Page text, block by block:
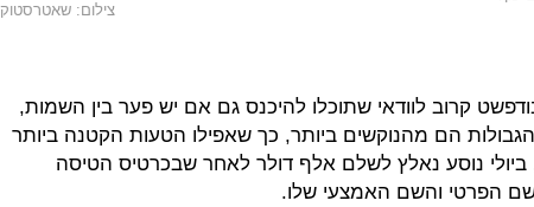
צילום: שאטרסטוק
קרוב לוודאי שתוכלו להיכנס גם אם יש פער בין השמות,
הם מהנוקשים ביותר, כך שאפילו הטעות הקטנה ביותר
נוסע נאלץ לשלם אלף דולר לאחר שבכרטיס הטיסה
הפרטי והשם האמצעי שלו.